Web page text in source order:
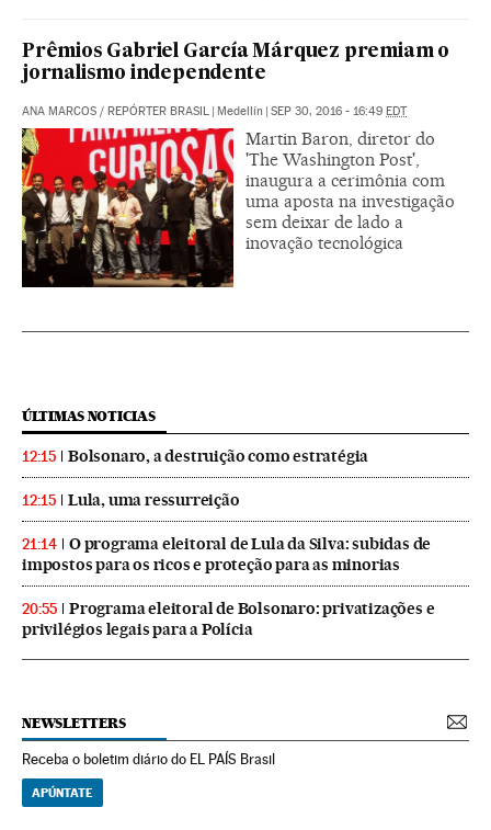
Prêmios Gabriel García Márquez premiam o
jornalismo independente
ANA MARCOS / REPÓRTER BRASIL | Medellín | SEP 30, 2016 - 16:49 EDT
Martin Baron, diretor do
'The Washington Post',
inaugura a cerimônia com
uma aposta na investigação
sem deixar de lado a
inovação tecnológica
ÚLTIMAS NOTICIAS
12:15 Bolsonaro, a destruição como estratégia
12:15 Lula, uma ressurreição
21:14
O programa eleitoral de Lula da Silva: subidas de
impostos para os ricos e proteção para as minorias
20:55
Programa eleitoral de Bolsonaro: privatizações e
privilégios legais para a Polícia
NEWSLETTERS
Receba o boletim diário do EL PAÍS Brasil
APÚNTATE